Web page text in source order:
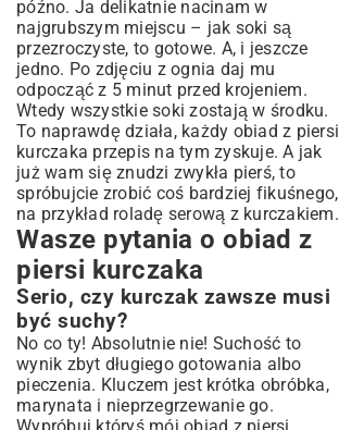
późno. Ja delikatnie nacinam w
najgrubszym miejscu – jak soki są
przezroczyste, to gotowe. A, i jeszcze
jedno. Po zdjęciu z ognia daj mu
odpocząć z 5 minut przed krojeniem.
Wtedy wszystkie soki zostają w środku.
To naprawdę działa, każdy obiad z piersi
kurczaka przepis na tym zyskuje. A jak
już wam się znudzi zwykła pierś, to
spróbujcie zrobić coś bardziej fikuśnego,
na przykład roladę serową z kurczakiem.
Wasze pytania o obiad z
piersi kurczaka
Serio, czy kurczak zawsze musi
być suchy?
No co ty! Absolutnie nie! Suchość to
wynik zbyt długiego gotowania albo
pieczenia. Kluczem jest krótka obróbka,
marynata i nieprzegrzewanie go.